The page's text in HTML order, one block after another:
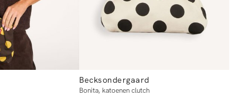
Becksondergaard
Bonita, katoenen clutch